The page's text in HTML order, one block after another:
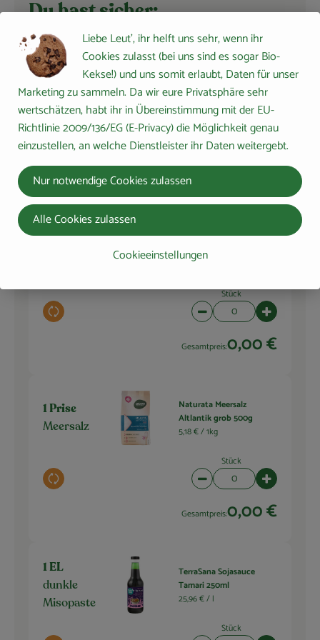
Du hast sicher:
4 EL
Olivenöl
Auswahl ändern
Bioladen* Olivenöl nativ
14,99 € /l
Stück
Artikelanzahl verringern
Gesamtpreis:
Auswahl ändern
Rapunzel Olivenöl mild,
nativ extra 0,5l
17,98 € /
Stück
Artikelanzahl verringern
Gesamtpreis:0,00 €
1 Prise
Meersalz
Auswahl ändern
Naturata Meersalz
Altlantik grob 500g
5,18 € /1kg
Stück
Artikelanzahl verringern
Gesamtpreis:0,00 €
1 EL
dunkle
Misopaste
TerraSana Sojasauce
Tamari 250ml
25,96 € / l
Stück
Liebe Leut', ihr helft uns sehr, wenn ihr
Cookies zulasst (bei uns sind es sogar Bio-
Kekse!) und uns somit erlaubt, Daten für unser
Marketing zu sammeln. Da wir eure Privatsphäre sehr
wertschätzen, habt ihr in Übereinstimmung mit der EU-
Richtlinie 2009/136/EG (E-Privacy) die Möglichkeit genau
einzustellen, an welche Dienstleister ihr Daten weitergebt.
Cookieeinstellungen
Nur notwendige Cookies zulassen
Alle Cookies zulassen